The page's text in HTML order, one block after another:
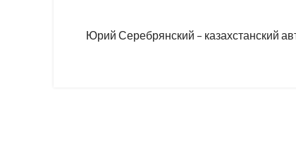
Юрий Серебрянский – казахстанский